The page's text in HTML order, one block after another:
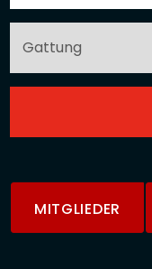
MITGLIEDER